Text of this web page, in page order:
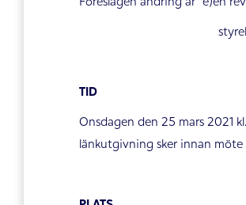
styrelsens
TID
Onsdagen den 25 mars 2021
länkutgivning sker innan möte